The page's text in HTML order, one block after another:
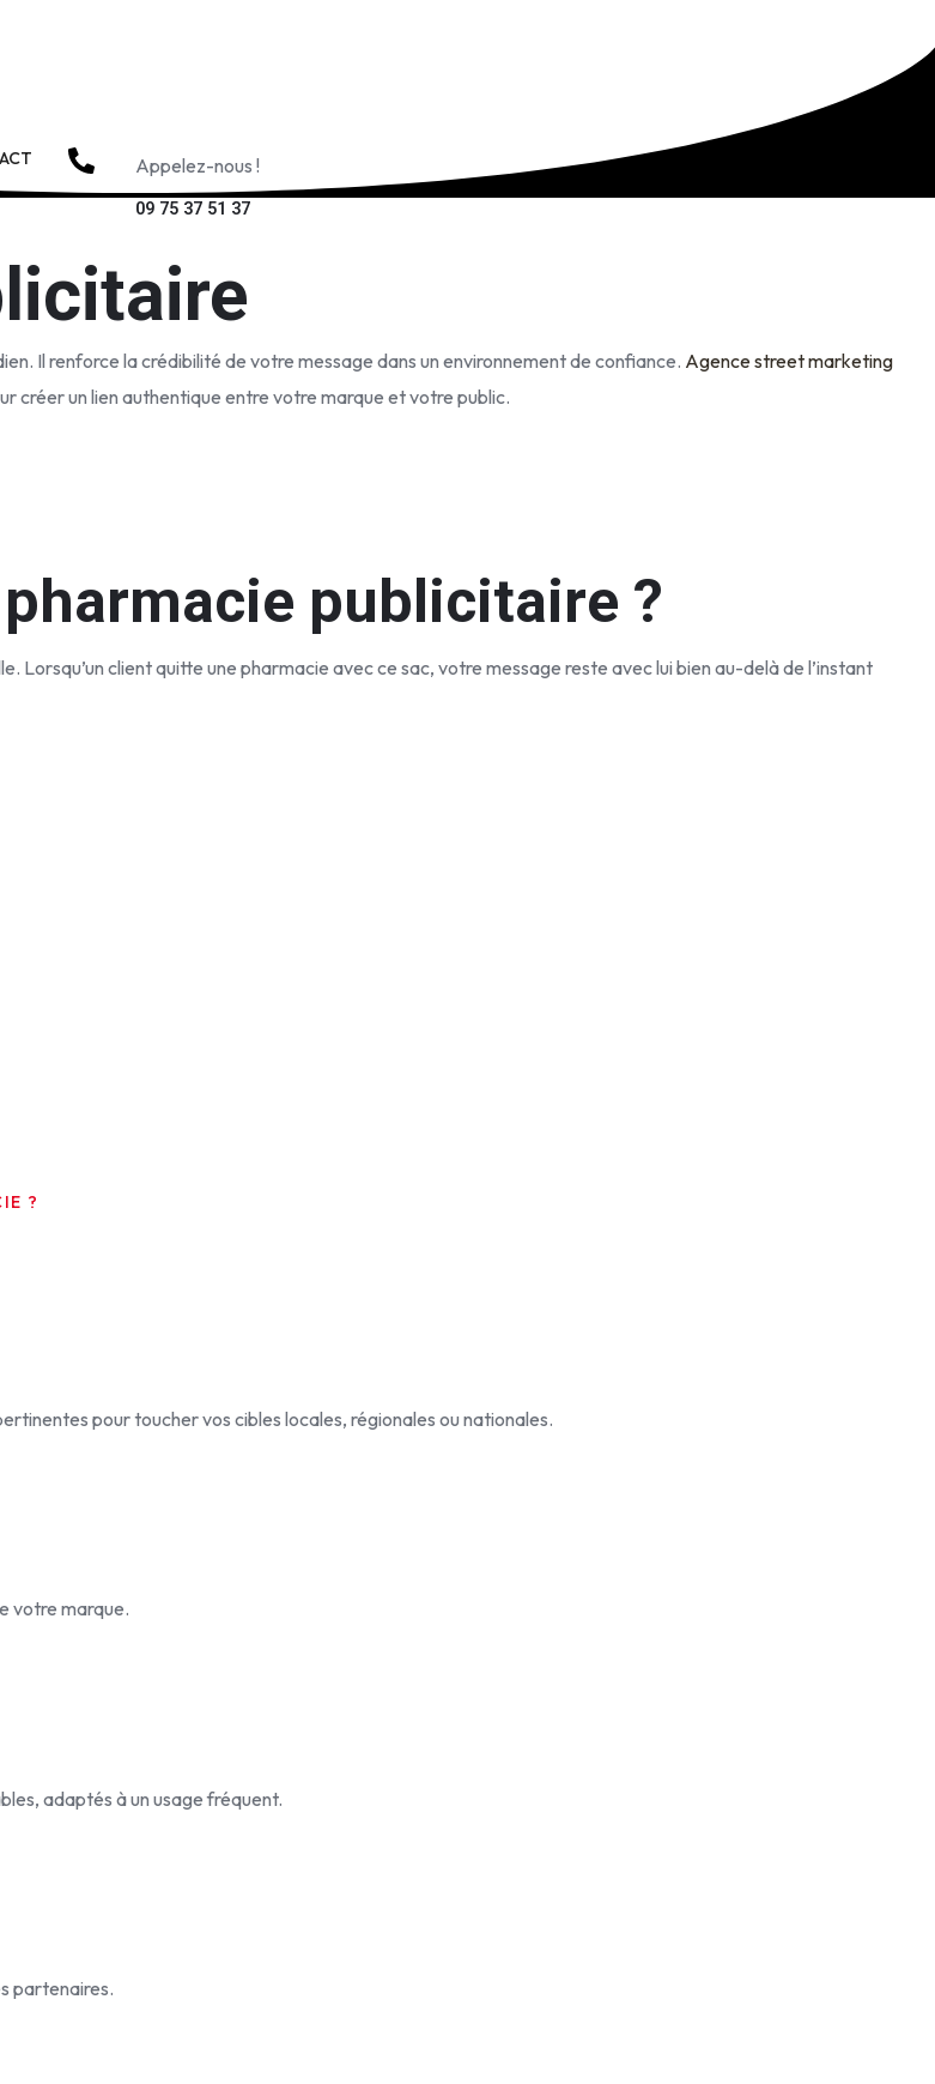
Appelez-nous !
09 75 37 51 37
Il renforce la crédibilité de votre message dans un environnement de confiance. Agence street marketing
créer un lien authentique entre votre marque et votre public.
publicitaire ?
Lorsqu’un client quitte une pharmacie avec ce sac, votre message reste avec lui bien au-delà de l’instant
?
pour toucher vos cibles locales, régionales ou nationales.
votre marque.
adaptés à un usage fréquent.
partenaires.